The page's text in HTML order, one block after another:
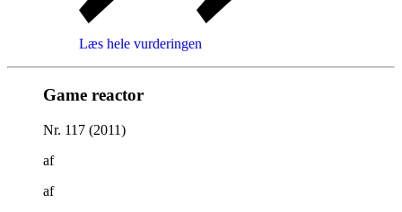
Læs hele vurderingen
Game reactor
Nr. 117 (2011)
af
af